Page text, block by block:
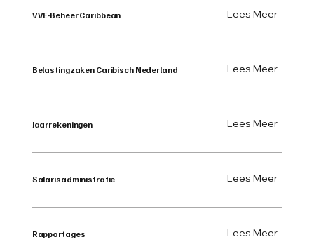
Lees Meer
VVE-Beheer Caribbean
Lees Meer
Belastingzaken Caribisch Nederland
Lees Meer
Jaarrekeningen
Lees Meer
Salarisadministratie
Lees Meer
Rapportages